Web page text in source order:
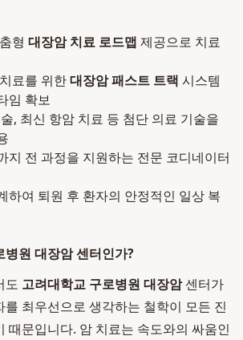
형 대장암 치료 로드맵 제공으로 치료
료를 위한대장암 패스트 트랙 시스템
임 확보
, 최신 항암 치료 등 첨단 의료 기술을
지 전 과정을 지원하는 전문 코디네이터
하여 퇴원 후 환자의 안정적인 일상 복
원 대장암 센터인가?
도 고려대학교 구로병원 대장암센터가
를 최우선으로 생각하는 철학이 모든 진
때문입니다. 암 치료는 속도와의 싸움인